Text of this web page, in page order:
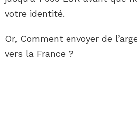
votre identité.
Or, Comment envoyer de
vers la France ?